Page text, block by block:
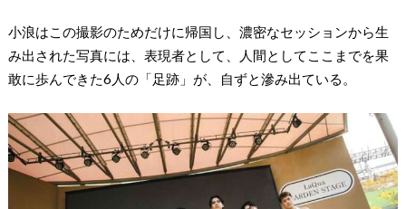
小浪はこの撮影のためだけに帰国し、濃密なセッションから生
み出された写真には、表現者として、人間としてここまでを果
敢に歩んできた6人の「足跡」が、自ずと滲み出ている。